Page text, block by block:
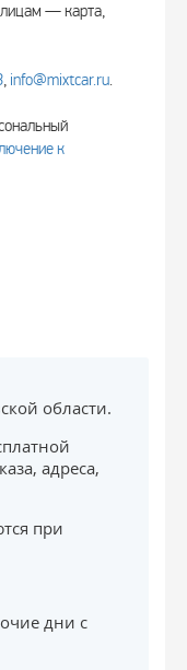
— карта,
, info@mixtcar.ru.
к
области.
адреса,
при
дни с